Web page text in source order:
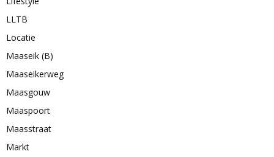
LLTB
Locatie
Maaseik (B)
Maaseikerweg
Maasgouw
Maaspoort
Maasstraat
Markt